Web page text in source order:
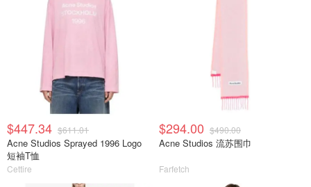
$447.34 $611.01
Acne Studios Sprayed 1996 Logo
短袖T恤
Cettire
$294.00 $490.00
Acne Studios 流苏围巾
Farfetch